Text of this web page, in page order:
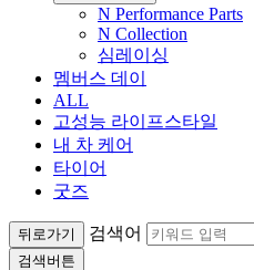
N Performance Parts
N Collection
심레이싱
멤버스 데이
ALL
고성능 라이프스타일
내 차 케어
타이어
굿즈
뒤로가기 검색어
검색버튼